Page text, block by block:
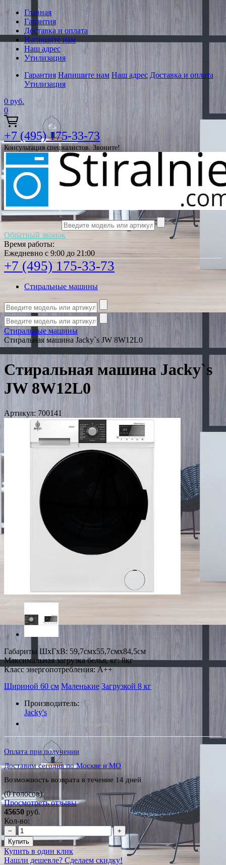
Главная
Гарантия
Доставка и оплата
Напишите нам
Наш адрес
Утилизация
Гарантия Напишите нам Наш адрес Доставка и оплата
Утилизация
0 руб.
0
+7 (495) 175-33-73
Консультация специалистов. Звоните!
Обратный звонок
Время работы:
Ежедневно с 9:00 до 21:00
+7 (495) 175-33-73
Стиральные машины
Стиральные машины
Стиральная машина Jacky`s JW 8W12L0
Стиральная машина Jacky`s
JW 8W12L0
Артикул: 700141
Габариты ШxГxВ: 59,7смx55,7смx84,5см
Максимальная загрузка белья, кг: 8кг
Класс энергопотребления: A++
Шириной 60 см Маленькие Загрузкой 8 кг
Производитель:
Jacky's
*Наличие уточняйте у менеджера
Оплата при получении
Доставим сегодня по Москве и МО
Возможность возврата в течение 14 дней
(0 голосов)
Просмотреть отзывы
45650 руб.
Кол-во:
−
+
Купить
Купить в один клик
Нашли дешевле? Сделаем скидку!